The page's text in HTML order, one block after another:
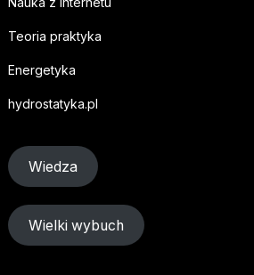
Teoria praktyka
Energetyka
hydrostatyka.pl
Wiedza
Wielki wybuch